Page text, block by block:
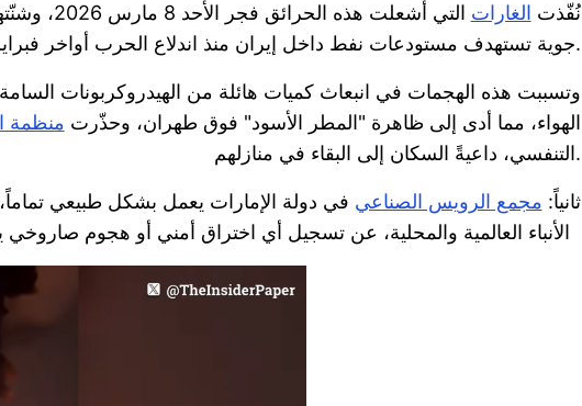
نُفّذت الغارات
التي أشعلت
جوية تستهدف مستودعات نفط داخل إيران منذ اندلاع الحرب أواخر فبراير.
وتسببت هذه الهجمات في انبعاث كميات هائلة من الهيدروكربونات
الهواء، مما أدى إلى ظاهرة "المطر الأسود" فوق طهران، وحذّرت منظمة
التنفسي، داعيةً السكان إلى البقاء في منازلهم.
ثانياً: مجمع الرويس الصناعي في دولة الإمارات يعمل بشكل طبيعي
الأنباء العالمية والمحلية، عن تسجيل أي اختراق أمني أو هجوم